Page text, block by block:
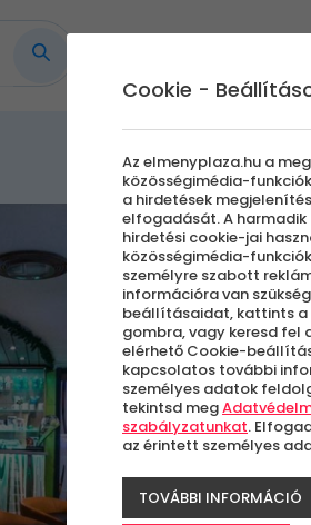
Cookie -
Az elmenyplaza.hu a
közösségimédia-
a hirdetések
elfogadását. A
hirdetési cookie-jai
közösségimédia-
személyre szabott
információra van
beállításaidat, kattints a
gombra, vagy keresd fel
elérhető Cookie-
kapcsolatos további
személyes adatok
tekintsd meg
szabályzatunkat.
az érintett személyes
TOVÁBBI INFORMÁCIÓ